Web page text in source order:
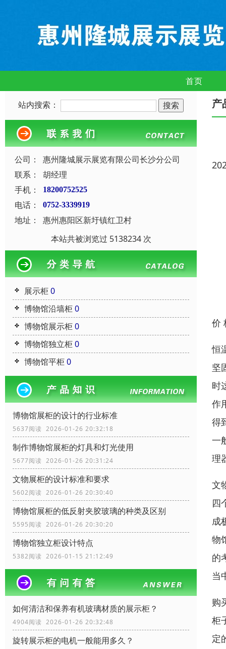
首页
站内搜索：
公司：
惠州隆城展示展览有限公司长沙分公司
联系：
胡经理
手机：
18200752525
电话： 0752-3339919
地址：
惠州惠阳区新圩镇红卫村
本站共被浏览过 5138234 次
展示柜0
博物馆沿墙柜0
博物馆展示柜0
博物馆独立柜0
博物馆平柜0
博物馆展柜的设计的行业标准
5637阅读 2026-01-26 20:32:18
制作博物馆展柜的灯具和灯光使用
5677阅读 2026-01-26 20:31:24
文物展柜的设计标准和要求
5602阅读 2026-01-26 20:30:40
博物馆展柜的低反射夹胶玻璃的种类及区别
5595阅读 2026-01-26 20:30:20
博物馆独立柜设计特点
5382阅读 2026-01-15 21:12:49
如何清洁和保养有机玻璃材质的展示柜？
4904阅读 2026-01-26 20:32:48
旋转展示柜的电机一般能用多久？
产
价
恒
坚
时
作
得
一
理
文
四
成
物
的
当
购
柜
定